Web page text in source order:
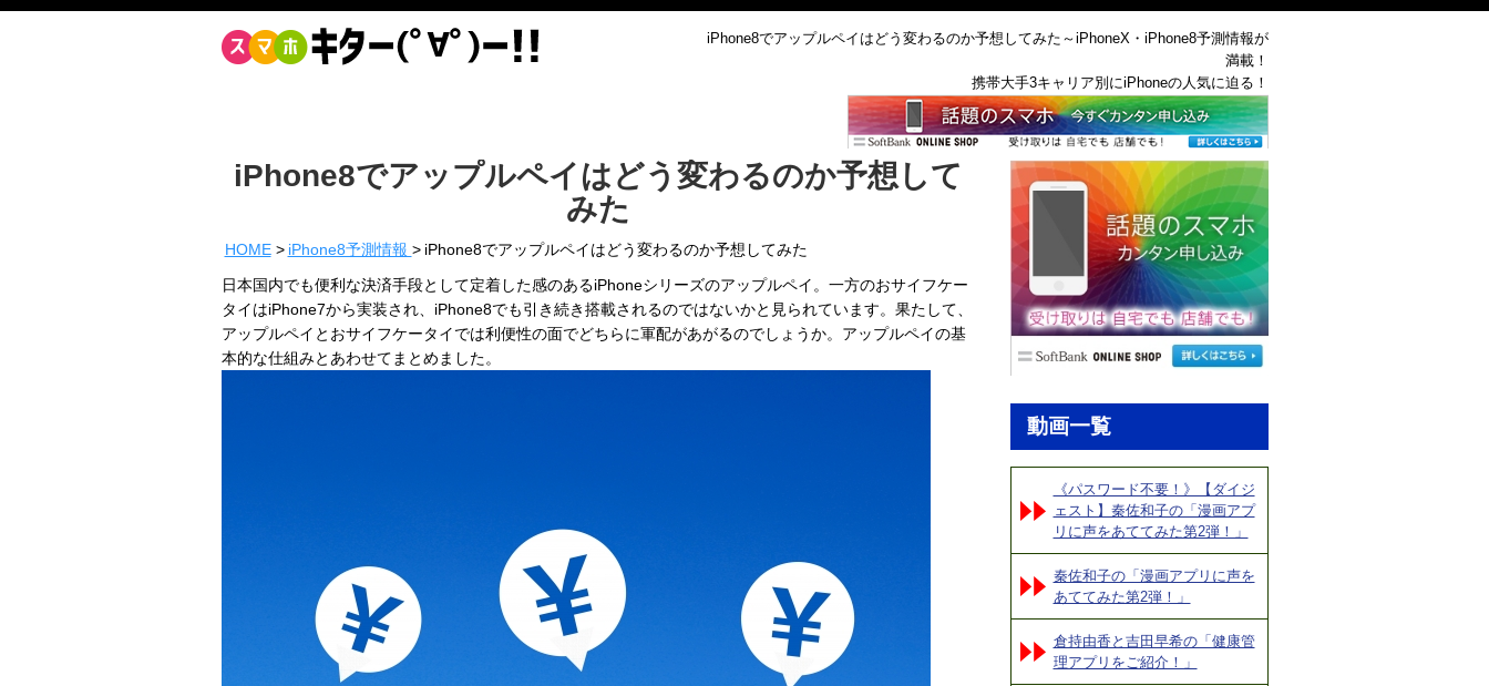
iPhone8でアップルペイはどう変わるのか予想してみた～iPhoneX・iPhone8予測情報が
満載！
携帯大手3キャリア別にiPhoneの人気に迫る！
iPhone8でアップルペイはどう変わるのか予想して
みた
HOME iPhone8予測情報
iPhone8でアップルペイはどう変わるのか予想してみた
日本国内でも便利な決済手段として定着した感のあるiPhoneシリーズのアップルペイ。一方のおサイフケー
タイはiPhone7から実装され、iPhone8でも引き続き搭載されるのではないかと見られています。果たして、
アップルペイとおサイフケータイでは利便性の面でどちらに軍配があがるのでしょうか。アップルペイの基
本的な仕組みとあわせてまとめました。
動画一覧
《パスワード不要！》【ダイジ
ェスト】秦佐和子の「漫画アプ
リに声をあててみた第2弾！」
秦佐和子の「漫画アプリに声を
あててみた第2弾！」
倉持由香と吉田早希の「健康管
理アプリをご紹介！」